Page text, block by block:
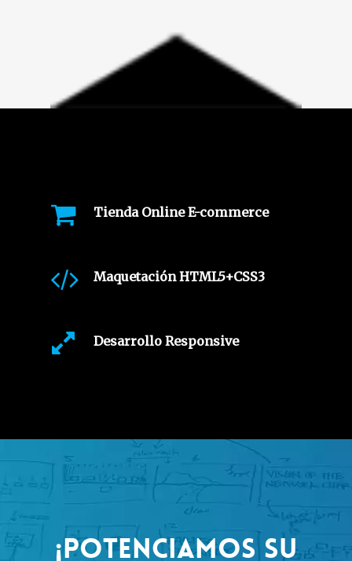
Tienda Online E-commerce
Maquetación HTML5+CSS3
Desarrollo Responsive
¡POTENCIAMOS SU